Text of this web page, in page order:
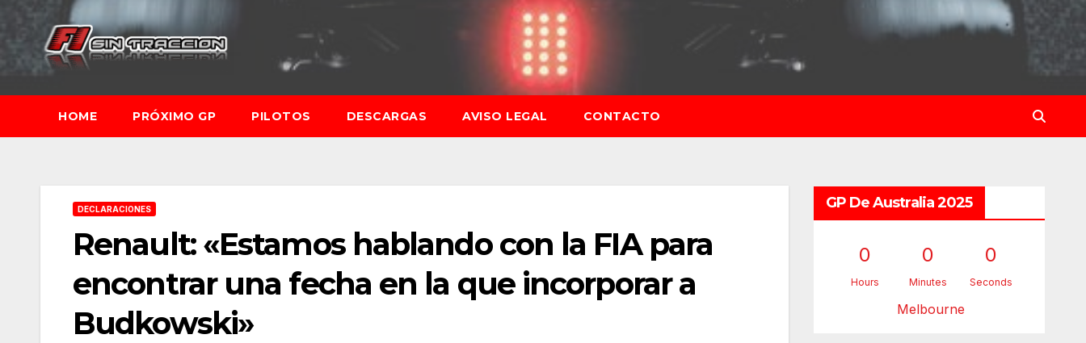
Saltar
contenido
HOME PRÓXIMO GP PILOTOS DESCARGAS AVISO LEGAL CONTACTO
DECLARACIONES
Renault: «Estamos hablando con la FIA para
encontrar una fecha en la que incorporar a
Budkowski»
GP De Australia 2025
0
Hours
0
Minutes
0
Seconds
Melbourne